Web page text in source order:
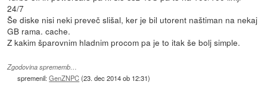
24/7
Še diske nisi neki preveč slišal, ker je bil utorent naštiman na nekaj
GB rama. cache.
Z kakim šparovnim hladnim procom pa je to itak še bolj simple.
Zgodovina sprememb…
spremenil:GenZNPC(23. dec 2014 ob 12:31)